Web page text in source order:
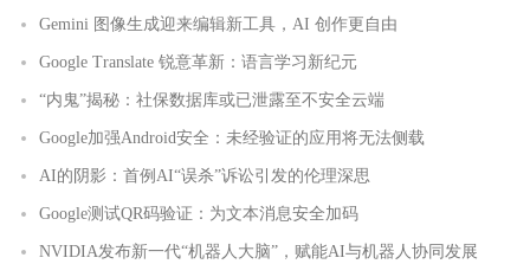
Gemini 图像生成迎来编辑新工具，AI 创作更自由
Google Translate 锐意革新：语言学习新纪元
“内鬼”揭秘：社保数据库或已泄露至不安全云端
Google加强Android安全：未经验证的应用将无法侧载
AI的阴影：首例AI“误杀”诉讼引发的伦理深思
Google测试QR码验证：为文本消息安全加码
NVIDIA发布新一代“机器人大脑”，赋能AI与机器人协同发展